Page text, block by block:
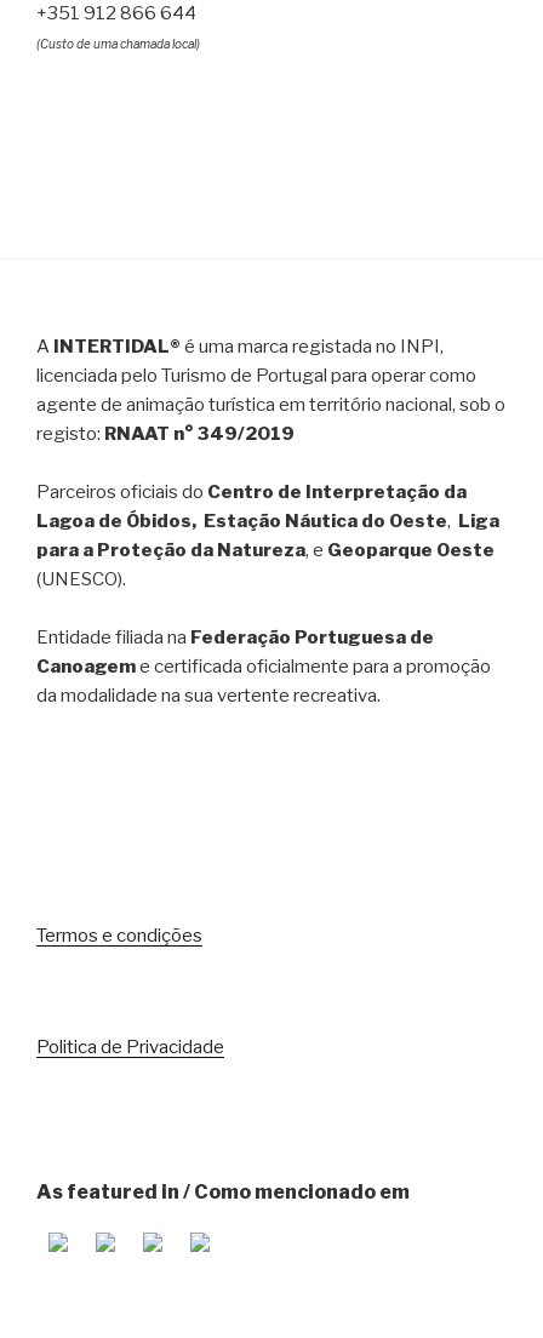
+351 912 866 644
(Custo de uma chamada local)
A INTERTIDAL® é uma marca registada no INPI,
licenciada pelo Turismo de Portugal para operar como
agente de animação turística em território nacional, sob o
registo: RNAAT n° 349/2019
Parceiros oficiais do Centro de Interpretação da
Lagoa de Óbidos, Estação Náutica do Oeste, Liga
para a Proteção da Natureza, e Geoparque Oeste
(UNESCO).
Entidade filiada na Federação Portuguesa de
Canoageme certificada oficialmente para a promoção
da modalidade na sua vertente recreativa.
Termos e condições
Politica de Privacidade
As featured in / Como mencionado em